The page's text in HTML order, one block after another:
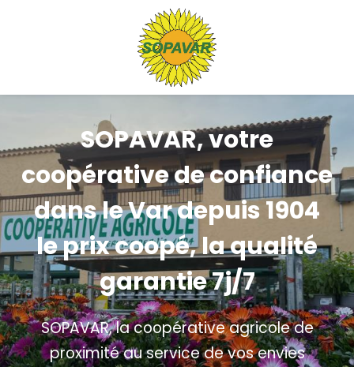
SOPAVAR, votre
coopérative de confiance
dans le Var depuis 1904
le prix coopé, la qualité
garantie 7j/7
SOPAVAR, la coopérative agricole de
proximité au service de vos envies
Panneau de gestion des cookies